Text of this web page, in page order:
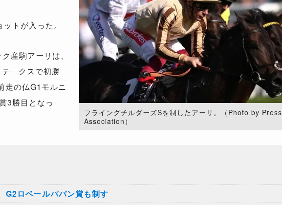
フライングチルダーズSを制したアーリ。（Photo by Press
Association）
トが入った。
産駒アーリは、
ークスで初勝
走の仏G1モルニ
3勝目となっ
G2ロベールパパン賞も制す